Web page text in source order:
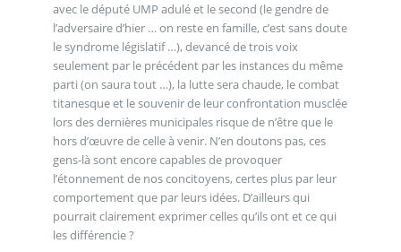
avec le député UMP adulé et le second (le gendre de
l’adversaire d’hier … on reste en famille, c’est sans doute
le syndrome législatif …), devancé de trois voix
seulement par le précédent par les instances du même
parti (on saura tout …), la lutte sera chaude, le combat
titanesque et le souvenir de leur confrontation musclée
lors des dernières municipales risque de n’être que le
hors d’œuvre de celle à venir. N’en doutons pas, ces
gens-là sont encore capables de provoquer
l’étonnement de nos concitoyens, certes plus par leur
comportement que par leurs idées. D’ailleurs qui
pourrait clairement exprimer celles qu’ils ont et ce qui
les différencie ?